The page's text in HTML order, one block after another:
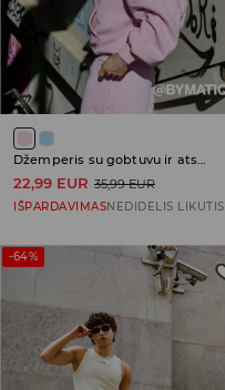
22,99 EUR 35,99 EUR
IŠPARDAVIMASNEDIDELIS LIKUTIS
-64%